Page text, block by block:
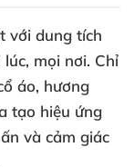
với dung tích
mọi nơi. Chỉ
áo, hương
tạo hiệu ứng
và cảm giác